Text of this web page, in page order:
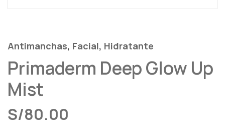
Antimanchas, Facial, Hidratante
Primaderm Deep Glow Up
Mist
S/80.00